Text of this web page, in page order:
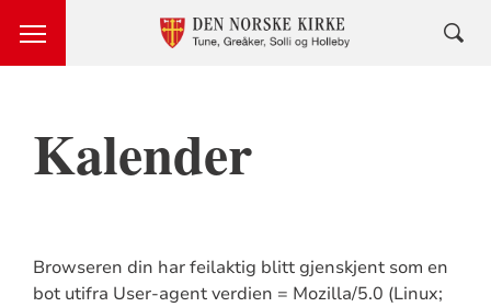
Kalender
Browseren din har feilaktig blitt gjenskjent som en
bot utifra User-agent verdien = Mozilla/5.0 (Linux;